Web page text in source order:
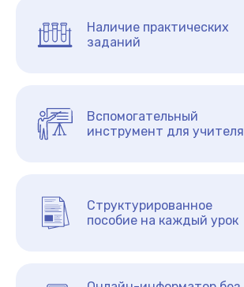
Наличие практических
заданий
Вспомогательный
инструмент для учителя
Структурированное
пособие на каждый урок